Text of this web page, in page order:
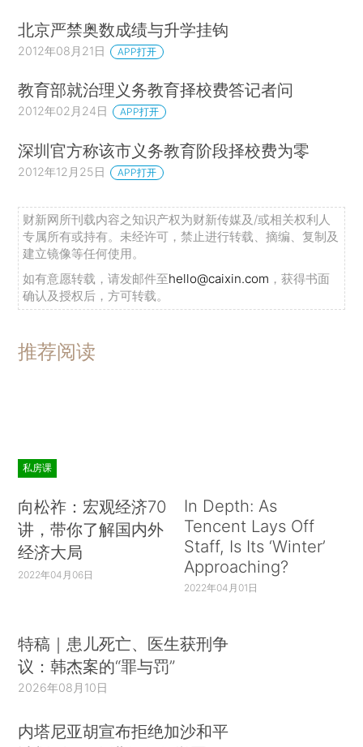
北京严禁奥数成绩与升学挂钩
2012年08月21日 APP打开
教育部就治理义务教育择校费答记者问
2012年02月24日 APP打开
深圳官方称该市义务教育阶段择校费为零
2012年12月25日 APP打开
财新网所刊载内容之知识产权为财新传媒及/或相关权利人
专属所有或持有。未经许可，禁止进行转载、摘编、复制及
建立镜像等任何使用。
如有意愿转载，请发邮件至hello@caixin.com ，获得书面
确认及授权后，方可转载。
推荐阅读
私房课
向松祚：宏观经济70
讲，带你了解国内外
经济大局
2022年04月06日
In Depth: As
Tencent Lays Off
Staff, Is Its ‘Winter’
Approaching?
2022年04月01日
特稿｜患儿死亡、医生获刑争
议：韩杰案的“罪与罚”
2026年08月10日
内塔尼亚胡宣布拒绝加沙和平